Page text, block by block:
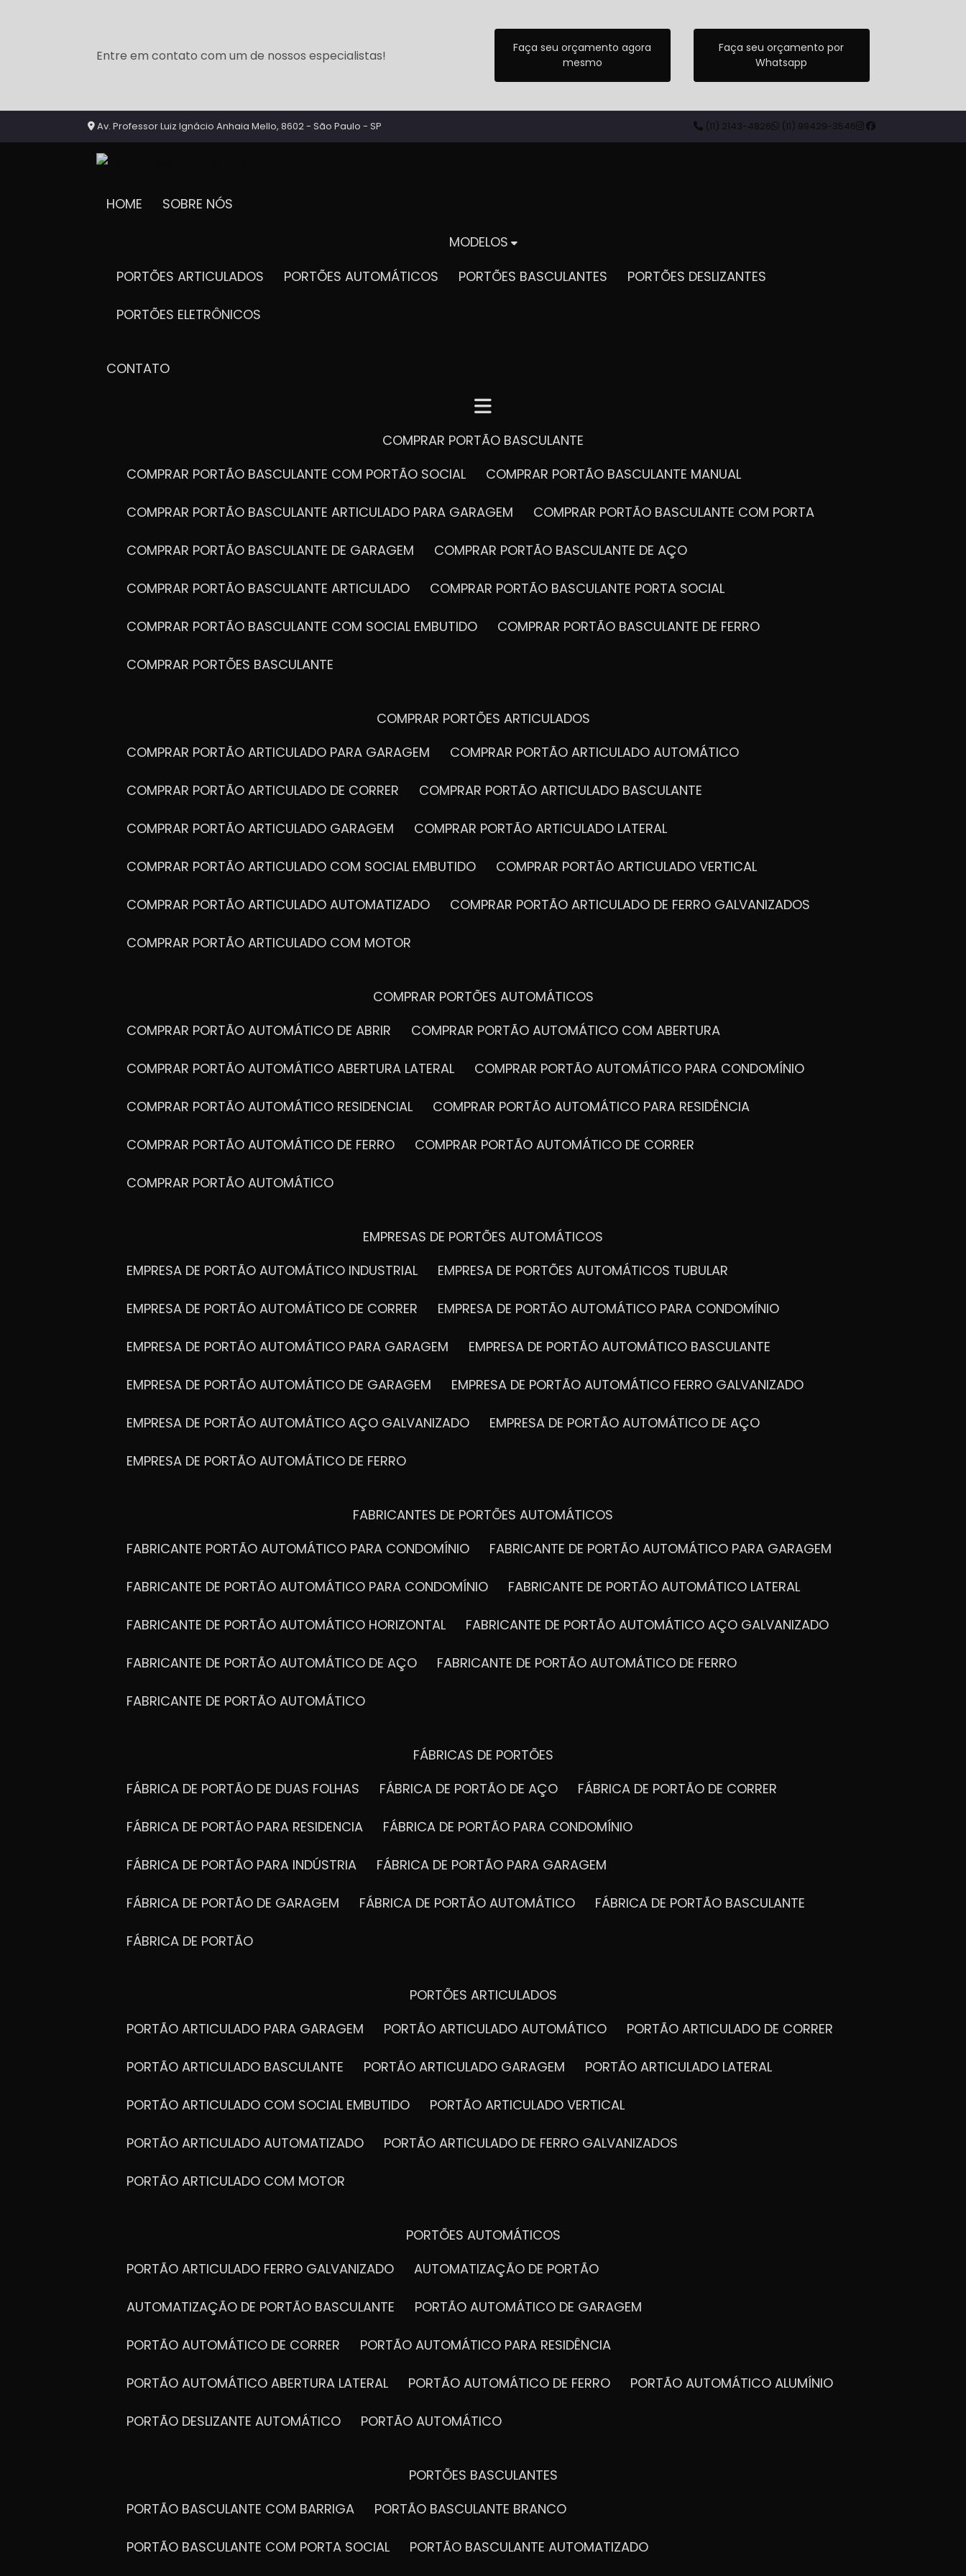
Entre em contato com um de nossos especialistas!
Faça seu orçamento agora
mesmo
Faça seu orçamento por
Whatsapp
Av. Professor Luiz Ignácio Anhaia Mello, 8602 - São Paulo - SP (11) 2143-4826 (11) 99429-3546
HOME SOBRE NÓS
MODELOS
PORTÕES ARTICULADOS
PORTÕES AUTOMÁTICOS PORTÕES BASCULANTES PORTÕES DESLIZANTES
PORTÕES ELETRÔNICOS
CONTATO
COMPRAR PORTÃO BASCULANTE
COMPRAR PORTÃO BASCULANTE COM PORTÃO SOCIAL
COMPRAR PORTÃO BASCULANTE MANUAL
COMPRAR PORTÃO BASCULANTE ARTICULADO PARA GARAGEM COMPRAR PORTÃO BASCULANTE COM PORTA
COMPRAR PORTÃO BASCULANTE DE GARAGEM COMPRAR PORTÃO BASCULANTE DE AÇO
COMPRAR PORTÃO BASCULANTE ARTICULADO COMPRAR PORTÃO BASCULANTE PORTA SOCIAL
COMPRAR PORTÃO BASCULANTE COM SOCIAL EMBUTIDO COMPRAR PORTÃO BASCULANTE DE FERRO
COMPRAR PORTÕES BASCULANTE
COMPRAR PORTÕES ARTICULADOS
COMPRAR PORTÃO ARTICULADO PARA GARAGEM
COMPRAR PORTÃO ARTICULADO AUTOMÁTICO
COMPRAR PORTÃO ARTICULADO DE CORRER COMPRAR PORTÃO ARTICULADO BASCULANTE
COMPRAR PORTÃO ARTICULADO GARAGEM COMPRAR PORTÃO ARTICULADO LATERAL
COMPRAR PORTÃO ARTICULADO COM SOCIAL EMBUTIDO COMPRAR PORTÃO ARTICULADO VERTICAL
COMPRAR PORTÃO ARTICULADO AUTOMATIZADO COMPRAR PORTÃO ARTICULADO DE FERRO GALVANIZADOS
COMPRAR PORTÃO ARTICULADO COM MOTOR
COMPRAR PORTÕES AUTOMÁTICOS
COMPRAR PORTÃO AUTOMÁTICO DE ABRIR
COMPRAR PORTÃO AUTOMÁTICO COM ABERTURA
COMPRAR PORTÃO AUTOMÁTICO ABERTURA LATERAL COMPRAR PORTÃO AUTOMÁTICO PARA CONDOMÍNIO
COMPRAR PORTÃO AUTOMÁTICO RESIDENCIAL COMPRAR PORTÃO AUTOMÁTICO PARA RESIDÊNCIA
COMPRAR PORTÃO AUTOMÁTICO DE FERRO COMPRAR PORTÃO AUTOMÁTICO DE CORRER
COMPRAR PORTÃO AUTOMÁTICO
EMPRESAS DE PORTÕES AUTOMÁTICOS
EMPRESA DE PORTÃO AUTOMÁTICO INDUSTRIAL
EMPRESA DE PORTÕES AUTOMÁTICOS TUBULAR
EMPRESA DE PORTÃO AUTOMÁTICO DE CORRER EMPRESA DE PORTÃO AUTOMÁTICO PARA CONDOMÍNIO
EMPRESA DE PORTÃO AUTOMÁTICO PARA GARAGEM EMPRESA DE PORTÃO AUTOMÁTICO BASCULANTE
EMPRESA DE PORTÃO AUTOMÁTICO DE GARAGEM EMPRESA DE PORTÃO AUTOMÁTICO FERRO GALVANIZADO
EMPRESA DE PORTÃO AUTOMÁTICO AÇO GALVANIZADO EMPRESA DE PORTÃO AUTOMÁTICO DE AÇO
EMPRESA DE PORTÃO AUTOMÁTICO DE FERRO
FABRICANTES DE PORTÕES AUTOMÁTICOS
FABRICANTE PORTÃO AUTOMÁTICO PARA CONDOMÍNIO
FABRICANTE DE PORTÃO AUTOMÁTICO PARA GARAGEM
FABRICANTE DE PORTÃO AUTOMÁTICO PARA CONDOMÍNIO FABRICANTE DE PORTÃO AUTOMÁTICO LATERAL
FABRICANTE DE PORTÃO AUTOMÁTICO HORIZONTAL FABRICANTE DE PORTÃO AUTOMÁTICO AÇO GALVANIZADO
FABRICANTE DE PORTÃO AUTOMÁTICO DE AÇO FABRICANTE DE PORTÃO AUTOMÁTICO DE FERRO
FABRICANTE DE PORTÃO AUTOMÁTICO
FÁBRICAS DE PORTÕES
FÁBRICA DE PORTÃO DE DUAS FOLHAS
FÁBRICA DE PORTÃO DE AÇO FÁBRICA DE PORTÃO DE CORRER
FÁBRICA DE PORTÃO PARA RESIDENCIA FÁBRICA DE PORTÃO PARA CONDOMÍNIO
FÁBRICA DE PORTÃO PARA INDÚSTRIA FÁBRICA DE PORTÃO PARA GARAGEM
FÁBRICA DE PORTÃO DE GARAGEM FÁBRICA DE PORTÃO AUTOMÁTICO FÁBRICA DE PORTÃO BASCULANTE
FÁBRICA DE PORTÃO
PORTÕES ARTICULADOS
PORTÃO ARTICULADO PARA GARAGEM
PORTÃO ARTICULADO AUTOMÁTICO PORTÃO ARTICULADO DE CORRER
PORTÃO ARTICULADO BASCULANTE PORTÃO ARTICULADO GARAGEM PORTÃO ARTICULADO LATERAL
PORTÃO ARTICULADO COM SOCIAL EMBUTIDO PORTÃO ARTICULADO VERTICAL
PORTÃO ARTICULADO AUTOMATIZADO PORTÃO ARTICULADO DE FERRO GALVANIZADOS
PORTÃO ARTICULADO COM MOTOR
PORTÕES AUTOMÁTICOS
PORTÃO ARTICULADO FERRO GALVANIZADO
AUTOMATIZAÇÃO DE PORTÃO
AUTOMATIZAÇÃO DE PORTÃO BASCULANTE PORTÃO AUTOMÁTICO DE GARAGEM
PORTÃO AUTOMÁTICO DE CORRER PORTÃO AUTOMÁTICO PARA RESIDÊNCIA
PORTÃO AUTOMÁTICO ABERTURA LATERAL PORTÃO AUTOMÁTICO DE FERRO PORTÃO AUTOMÁTICO ALUMÍNIO
PORTÃO DESLIZANTE AUTOMÁTICO PORTÃO AUTOMÁTICO
PORTÕES BASCULANTES
PORTÃO BASCULANTE COM BARRIGA
PORTÃO BASCULANTE BRANCO
PORTÃO BASCULANTE COM PORTA SOCIAL PORTÃO BASCULANTE AUTOMATIZADO